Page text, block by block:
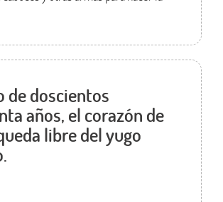
de doscientos
años, el corazón de
libre del yugo